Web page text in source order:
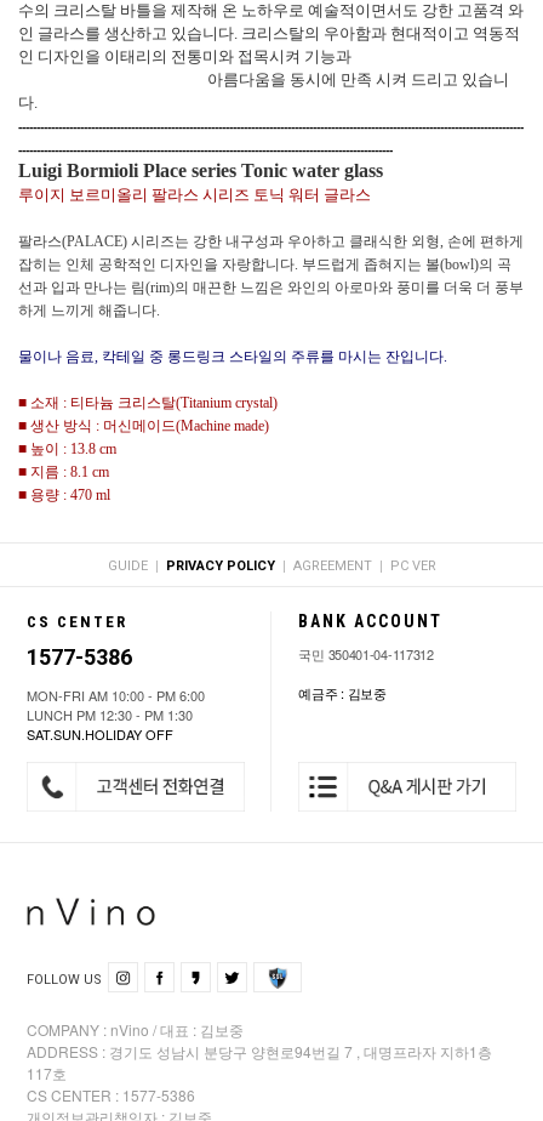
수의 크리스탈 바틀을 제작해 온 노하우로 예술적이면서도 강한 고품격 와
인 글라스를 생산하고 있습니다. 크리스탈의 우아함과 현대적이고 역동적
인 디자인을 이태리의 전통미와 접목시켜 기능과
아름다움을 동시에 만족 시켜 드리고 있습니
다.
-------------------------------------------------------------------------------------------------------------------------------------------
-------------------------------------------------------------------------------------------------------
Luigi Bormioli Place series Tonic water glass
루이지 보르미올리 팔라스 시리즈 토닉 워터 글라스
팔라스(PALACE) 시리즈는 강한 내구성과 우아하고 클래식한 외형, 손에 편하게
잡히는 인체 공학적인 디자인을 자랑합니다. 부드럽게 좁혀지는 볼(bowl)의 곡
선과 입과 만나는 림(rim)의 매끈한 느낌은 와인의 아로마와 풍미를 더욱 더 풍부
하게 느끼게 해줍니다.
물이나 음료, 칵테일 중 롱드링크 스타일의 주류를 마시는 잔입니다.
■ 소재 : 티타늄 크리스탈(Titanium crystal)
■ 생산 방식 : 머신메이드(Machine made)
■ 높이 : 13.8 cm
■ 지름 : 8.1 cm
■ 용량 : 470 ml
GUIDE | PRIVACY POLICY | AGREEMENT | PC VER
CS CENTER
1577-5386
MON-FRI AM 10:00 - PM 6:00
LUNCH PM 12:30 - PM 1:30
SAT.SUN.HOLIDAY OFF
BANK ACCOUNT
국민 350401-04-117312
예금주 : 김보중
FOLLOW US
COMPANY : nVino / 대표 : 김보중
ADDRESS : 경기도 성남시 분당구 양현로94번길 7 , 대명프라자 지하1층
117호
CS CENTER : 1577-5386
개인정보관리책임자 : 김보중